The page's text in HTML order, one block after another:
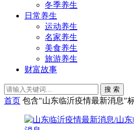
冬季养生
日常养生
运动养生
名家养生
美食养生
旅游养生
财富故事
搜 索
首页 包含"山东临沂疫情最新消息"